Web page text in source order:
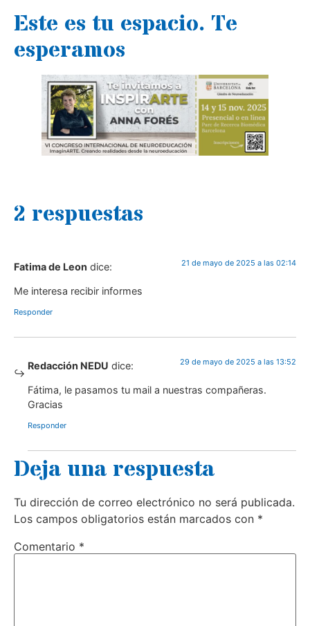
Este es tu espacio. Te
esperamos
2 respuestas
Fatima de Leon dice: 21 de mayo de 2025 a las 02:14
Me interesa recibir informes
Responder
Redacción NEDU dice: 29 de mayo de 2025 a las 13:52
Fátima, le pasamos tu mail a nuestras compañeras.
Gracias
Responder
Deja una respuesta
Tu dirección de correo electrónico no será publicada.
Los campos obligatorios están marcados con *
Comentario *